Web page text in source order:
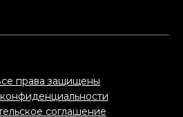
права защищены
соглашение